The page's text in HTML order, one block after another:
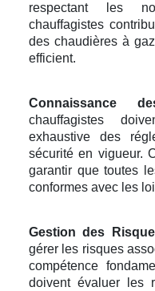
respectant les
chauffagistes
des chaudières à
efficient.
Connaissance
chauffagistes
exhaustive des
sécurité en vigueur.
garantir que toutes
conformes avec les
Gestion des
gérer les risques
compétence
doivent évaluer les